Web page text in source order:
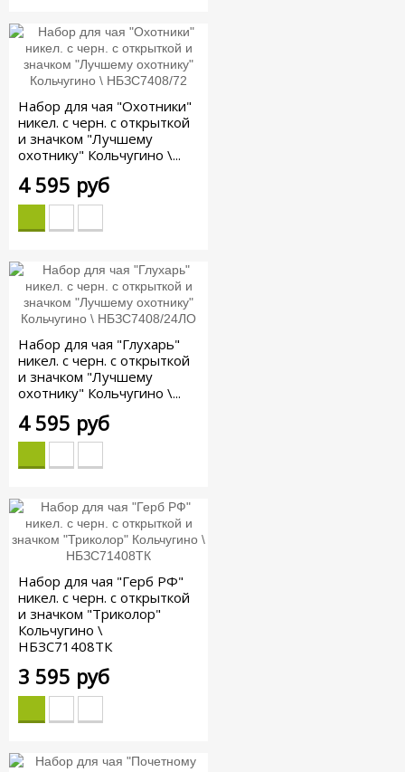
Набор для чая "Охотники"
никел. с черн. с открыткой
и значком "Лучшему
охотнику" Кольчугино \...
4 595 руб
Набор для чая "Глухарь"
никел. с черн. с открыткой
и значком "Лучшему
охотнику" Кольчугино \...
4 595 руб
Набор для чая "Герб РФ"
никел. с черн. с открыткой
и значком "Триколор"
Кольчугино \
НБЗС71408ТК
3 595 руб